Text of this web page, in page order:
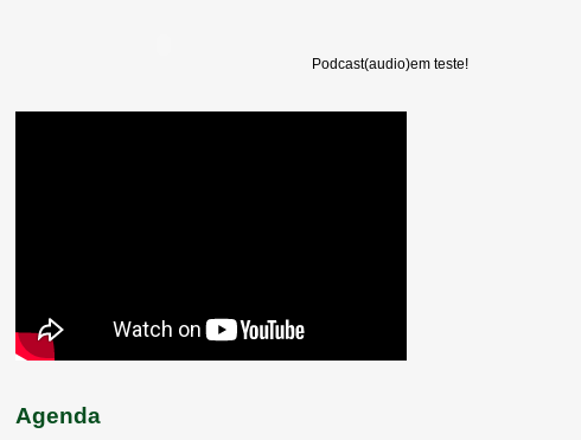
Podcast(audio)em teste!
Agenda